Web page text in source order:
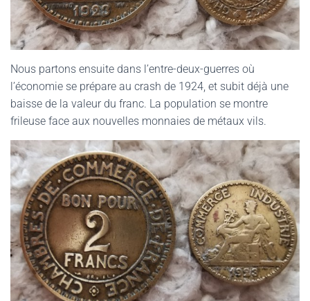
Nous partons ensuite dans l’entre-deux-guerres où
l’économie se prépare au crash de 1924, et subit déjà une
baisse de la valeur du franc. La population se montre
frileuse face aux nouvelles monnaies de métaux vils.